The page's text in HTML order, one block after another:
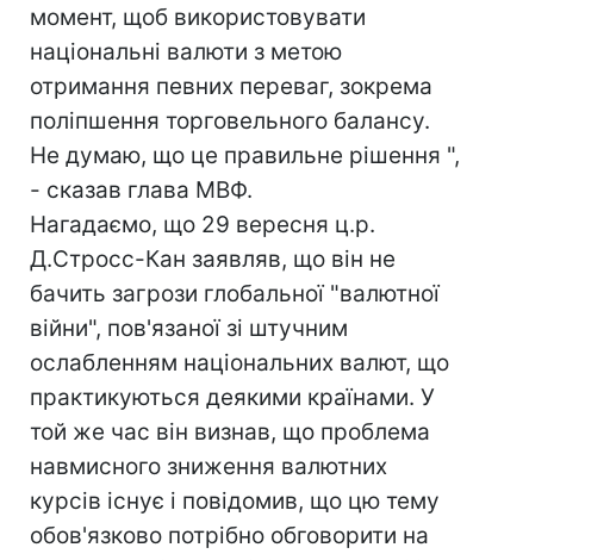
момент, щоб використовувати
національні валюти з метою
отримання певних переваг, зокрема
поліпшення торговельного балансу.
Не думаю, що це правильне рішення ",
- сказав глава МВФ.
Нагадаємо, що 29 вересня ц.р.
Д.Стросс-Кан заявляв, що він не
бачить загрози глобальної "валютної
війни", пов'язаної зі штучним
ослабленням національних валют, що
практикуються деякими країнами. У
той же час він визнав, що проблема
навмисного зниження валютних
курсів існує і повідомив, що цю тему
обов'язково потрібно обговорити на